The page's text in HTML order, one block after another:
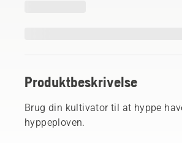
Produktbeskrivelse
Brug din kultivator til at hyppe
hyppeploven.